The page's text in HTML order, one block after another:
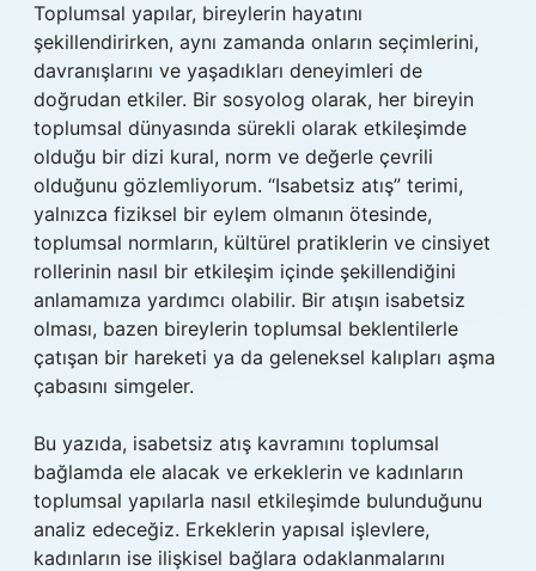
Toplumsal yapılar, bireylerin hayatını
şekillendirirken, aynı zamanda onların seçimlerini,
davranışlarını ve yaşadıkları deneyimleri de
doğrudan etkiler. Bir sosyolog olarak, her bireyin
toplumsal dünyasında sürekli olarak etkileşimde
olduğu bir dizi kural, norm ve değerle çevrili
olduğunu gözlemliyorum. “Isabetsiz atış” terimi,
yalnızca fiziksel bir eylem olmanın ötesinde,
toplumsal normların, kültürel pratiklerin ve cinsiyet
rollerinin nasıl bir etkileşim içinde şekillendiğini
anlamamıza yardımcı olabilir. Bir atışın isabetsiz
olması, bazen bireylerin toplumsal beklentilerle
çatışan bir hareketi ya da geleneksel kalıpları aşma
çabasını simgeler.
Bu yazıda, isabetsiz atış kavramını toplumsal
bağlamda ele alacak ve erkeklerin ve kadınların
toplumsal yapılarla nasıl etkileşimde bulunduğunu
analiz edeceğiz. Erkeklerin yapısal işlevlere,
kadınların ise ilişkisel bağlara odaklanmalarını